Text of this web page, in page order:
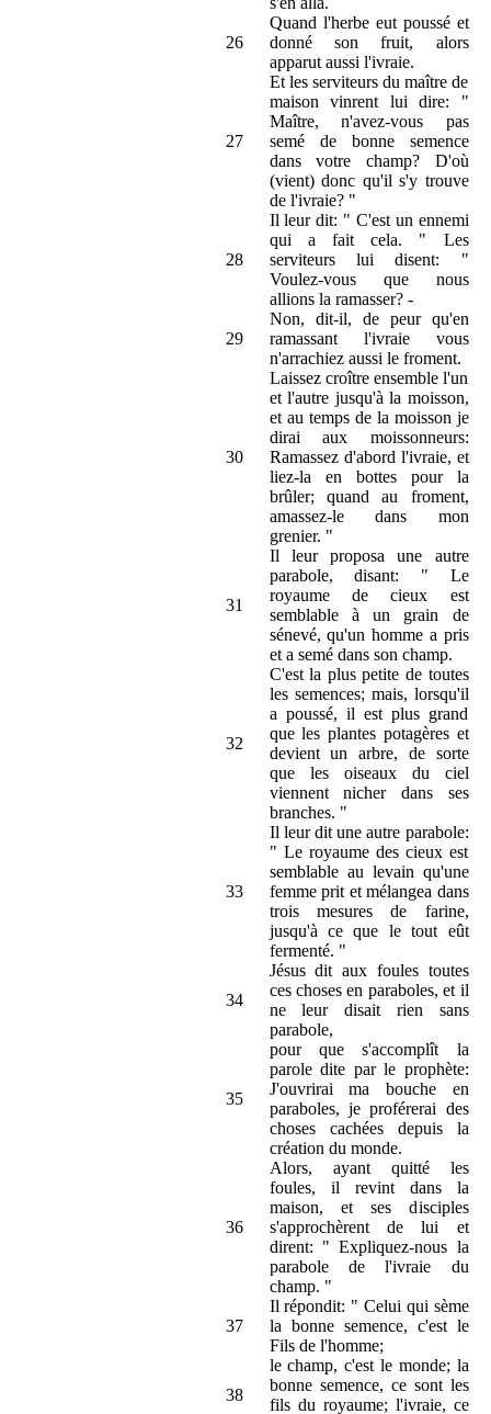
26
Quand l'herbe eut poussé et
donné son fruit, alors
apparut aussi l'ivraie.
27
Et les serviteurs du maître de
maison vinrent lui dire: "
Maître, n'avez-vous pas
semé de bonne semence
dans votre champ? D'où
(vient) donc qu'il s'y trouve
de l'ivraie? "
28
Il leur dit: " C'est un ennemi
qui a fait cela. " Les
serviteurs lui disent: "
Voulez-vous que nous
allions la ramasser? -
29
Non, dit-il, de peur qu'en
ramassant l'ivraie vous
n'arrachiez aussi le froment.
30
Laissez croître ensemble l'un
et l'autre jusqu'à la moisson,
et au temps de la moisson je
dirai aux moissonneurs:
Ramassez d'abord l'ivraie, et
liez-la en bottes pour la
brûler; quand au froment,
amassez-le dans mon
grenier. "
31
Il leur proposa une autre
parabole, disant: " Le
royaume de cieux est
semblable à un grain de
sénevé, qu'un homme a pris
et a semé dans son champ.
32
C'est la plus petite de toutes
les semences; mais, lorsqu'il
a poussé, il est plus grand
que les plantes potagères et
devient un arbre, de sorte
que les oiseaux du ciel
viennent nicher dans ses
branches. "
33
Il leur dit une autre parabole:
" Le royaume des cieux est
semblable au levain qu'une
femme prit et mélangea dans
trois mesures de farine,
jusqu'à ce que le tout eût
fermenté. "
34
Jésus dit aux foules toutes
ces choses en paraboles, et il
ne leur disait rien sans
parabole,
35
pour que s'accomplît la
parole dite par le prophète:
J'ouvrirai ma bouche en
paraboles, je proférerai des
choses cachées depuis la
création du monde.
36
Alors, ayant quitté les
foules, il revint dans la
maison, et ses disciples
s'approchèrent de lui et
dirent: " Expliquez-nous la
parabole de l'ivraie du
champ. "
37
Il répondit: " Celui qui sème
la bonne semence, c'est le
Fils de l'homme;
38
le champ, c'est le monde; la
bonne semence, ce sont les
fils du royaume; l'ivraie, ce